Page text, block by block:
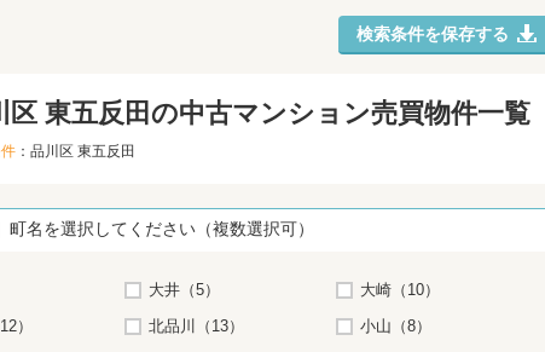
検索条件を保存する
区 東五反田の中古マンション売買物件一覧
：品川区 東五反田
町名を選択してください（複数選択可）
大井（5） 大崎（10）
）
北品川（13） 小山（8）